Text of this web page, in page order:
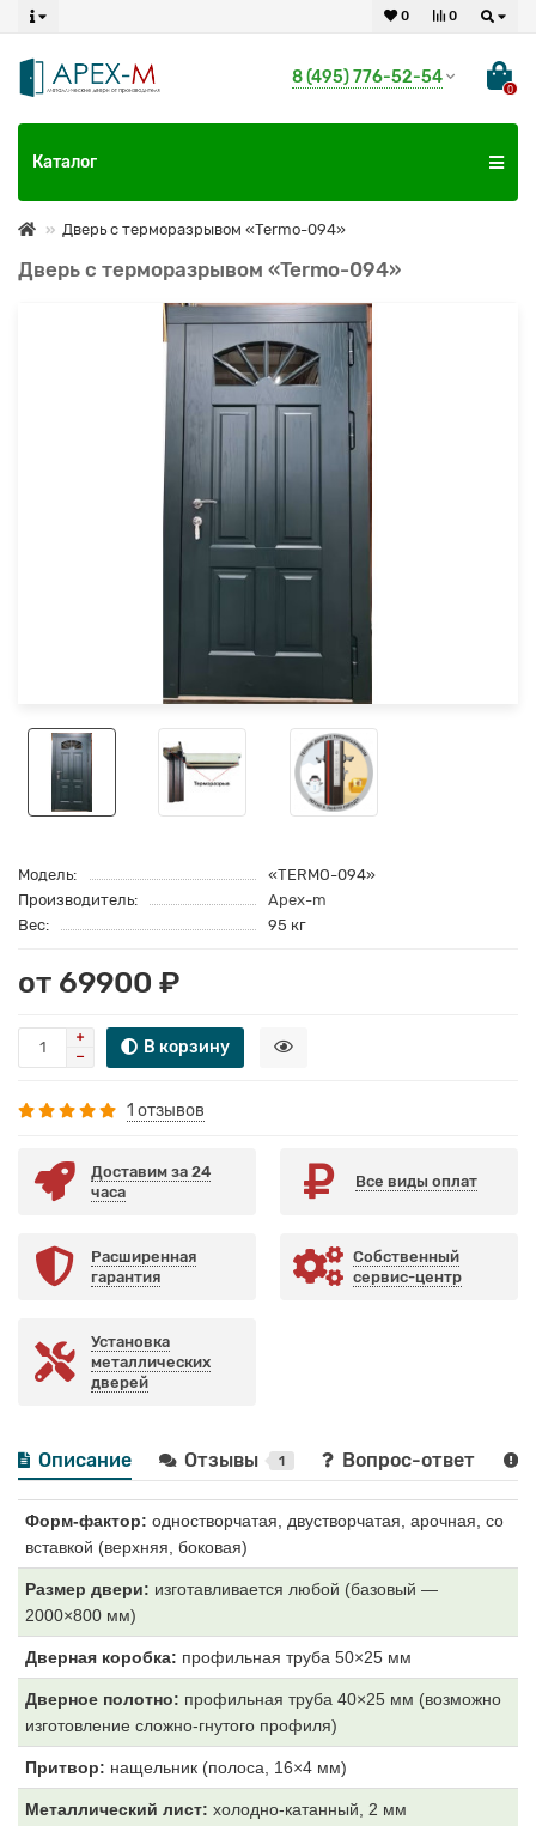
0
0
8 (495) 776-52-54
0
Каталог
Дверь с терморазрывом «Termo-094»
Дверь с терморазрывом «Termo-094»
Модель:
«TERMO-094»
Производитель:
Apex-m
Вес:
95 кг
от 69900 ₽
В корзину
1 отзывов
Доставим за 24
часа
Все виды оплат
Расширенная
гарантия
Собственный
сервис-центр
Установка
металлических
дверей
Описание Отзывы 1 Вопрос-ответ
Форм-фактор: одностворчатая, двустворчатая, арочная, со
вставкой (верхняя, боковая)
Размер двери: изготавливается любой (базовый —
2000×800 мм)
Дверная коробка: профильная труба 50×25 мм
Дверное полотно: профильная труба 40×25 мм (возможно
изготовление сложно-гнутого профиля)
Притвор: нащельник (полоса, 16×4 мм)
Металлический лист: холодно-катанный, 2 мм